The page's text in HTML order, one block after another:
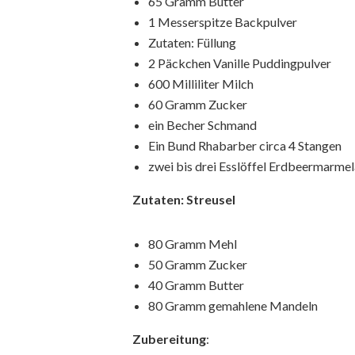
1 Messerspitze Backpulver
Zutaten: Füllung
2 Päckchen Vanille Puddingpulver
600 Milliliter Milch
60 Gramm Zucker
ein Becher Schmand
Ein Bund Rhabarber circa 4 Stangen
zwei bis drei Esslöffel
Zutaten: Streusel
80 Gramm Mehl
50 Gramm Zucker
40 Gramm Butter
80 Gramm gemahlene Mandeln
Zubereitung: